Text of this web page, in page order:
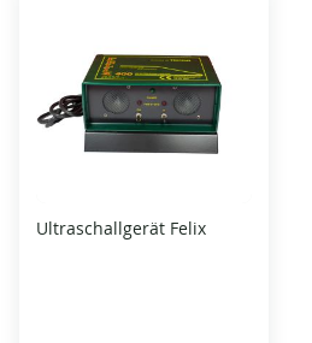
Ultraschallgerät Felix